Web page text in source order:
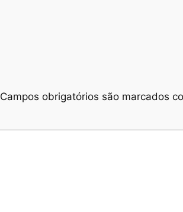
Campos obrigatórios são marcados